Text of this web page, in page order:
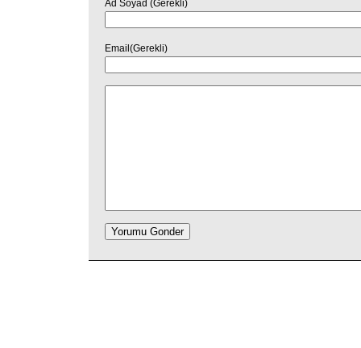
Ad Soyad (Gerekli)
Email(Gerekli)